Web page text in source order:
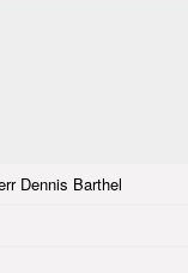
Dennis Barthel